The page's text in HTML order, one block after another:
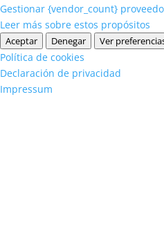
Gestionar {vendor_count}
Leer más sobre estos propósitos
Aceptar Denegar Ver
Política de cookies
Declaración de privacidad
Impressum